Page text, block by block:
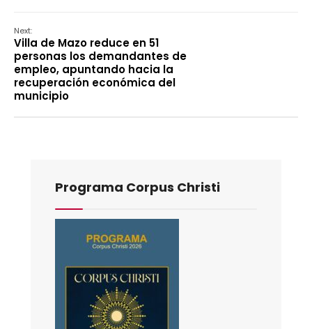
Next:
Villa de Mazo reduce en 51
personas los demandantes de
empleo, apuntando hacia la
recuperación económica del
municipio
Programa Corpus Christi